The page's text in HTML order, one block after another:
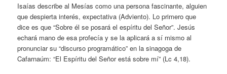
Isaías describe al Mesías como una persona fascinante, alguien
que despierta interés, expectativa (Adviento). Lo primero que
dice es que “Sobre él se posará el espíritu del Señor”. Jesús
echará mano de esa profecía y se la aplicará a sí mismo al
pronunciar su “discurso programático” en la sinagoga de
Cafarnaúm: “El Espíritu del Señor está sobre mí” (Lc 4,18).